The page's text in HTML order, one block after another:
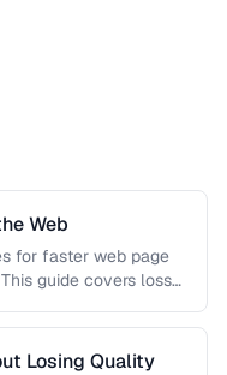
Web
for faster web page
guide covers lossy
Losing Quality